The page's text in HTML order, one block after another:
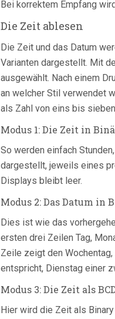
Bei korrektem Empfang
Die Zeit ablesen
Die Zeit und das Datum
Varianten dargestellt. Mit
ausgewählt. Nach einem
an welcher Stil verwendet
als Zahl von eins bis
Modus 1: Die Zeit in
So werden einfach
dargestellt, jeweils eines
Displays bleibt leer.
Modus 2: Das Datum in
Dies ist wie das
ersten drei Zeilen Tag,
Zeile zeigt den
entspricht, Dienstag einer
Modus 3: Die Zeit als
Hier wird die Zeit als